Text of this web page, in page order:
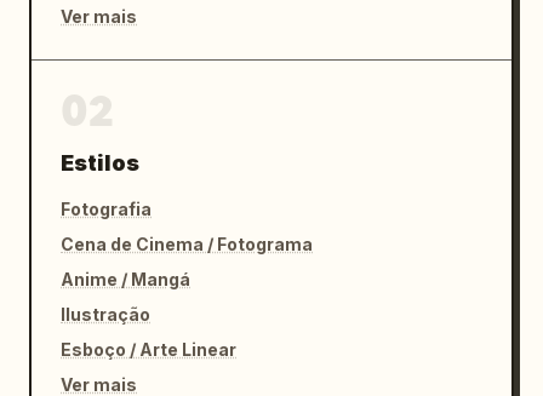
Ver mais
Estilos
Fotografia
Cena de Cinema / Fotograma
Anime / Mangá
Ilustração
Esboço / Arte Linear
Ver mais